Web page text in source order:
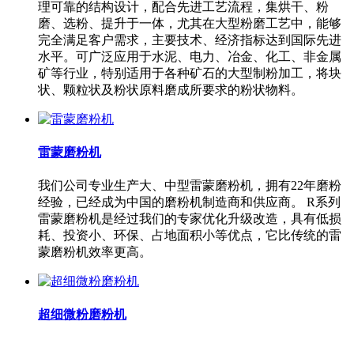
理可靠的结构设计，配合先进工艺流程，集烘干、粉
磨、选粉、提升于一体，尤其在大型粉磨工艺中，能够
完全满足客户需求，主要技术、经济指标达到国际先进
水平。可广泛应用于水泥、电力、冶金、化工、非金属
矿等行业，特别适用于各种矿石的大型制粉加工，将块
状、颗粒状及粉状原料磨成所要求的粉状物料。
雷蒙磨粉机
我们公司专业生产大、中型雷蒙磨粉机，拥有22年磨粉
经验，已经成为中国的磨粉机制造商和供应商。 R系列
雷蒙磨粉机是经过我们的专家优化升级改造，具有低损
耗、投资小、环保、占地面积小等优点，它比传统的雷
蒙磨粉机效率更高。
超细微粉磨粉机